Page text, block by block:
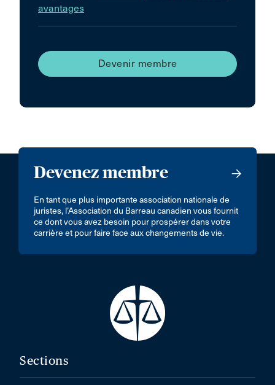
avantages
Devenir membre
Devenez membre
En tant que plus importante association nationale de
juristes, l’Association du Barreau canadien vous fournit
ce dont vous avez besoin pour prospérer dans votre
carrière et pour faire face aux changements de vie.
Sections